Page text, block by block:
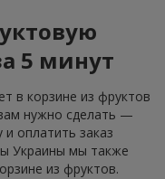
5 минут
в корзине из фруктов
нужно сделать —
оплатить заказ
Украины мы также
из фруктов.